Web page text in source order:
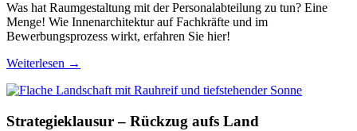
Was hat Raumgestaltung mit der Personalabteilung zu tun? Eine
Menge! Wie Innenarchitektur auf Fachkräfte und im
Bewerbungsprozess wirkt, erfahren Sie hier!
Weiterlesen →
Strategieklausur – Rückzug aufs Land